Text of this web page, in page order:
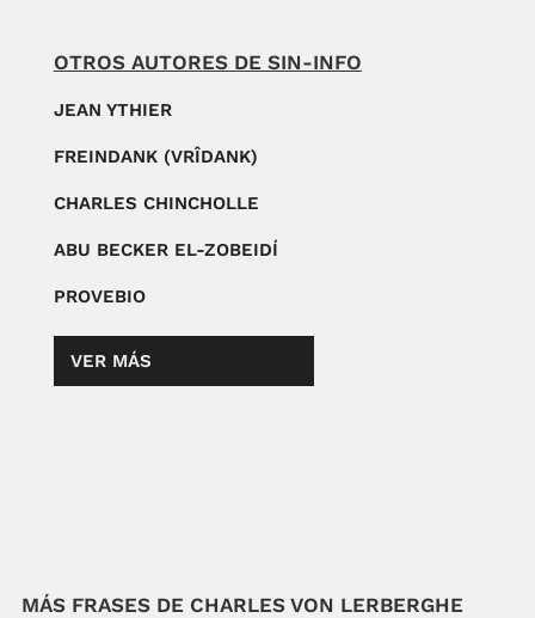
OTROS AUTORES DE SIN-INFO
JEAN YTHIER
FREINDANK (VRÎDANK)
CHARLES CHINCHOLLE
ABU BECKER EL-ZOBEIDÍ
PROVEBIO
VER MÁS
MÁS FRASES DE CHARLES VON LERBERGHE